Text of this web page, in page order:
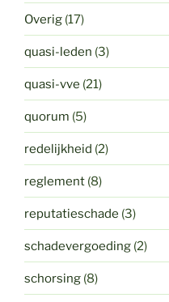
Overig (17)
quasi-leden (3)
quasi-vve (21)
quorum (5)
redelijkheid (2)
reglement (8)
reputatieschade (3)
schadevergoeding (2)
schorsing (8)